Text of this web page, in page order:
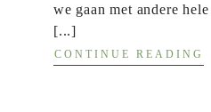
we gaan met andere
[...]
CONTINUE READING